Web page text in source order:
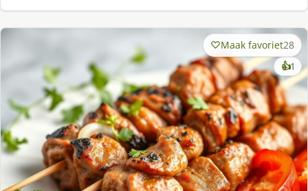
Maak favoriet28
👍1